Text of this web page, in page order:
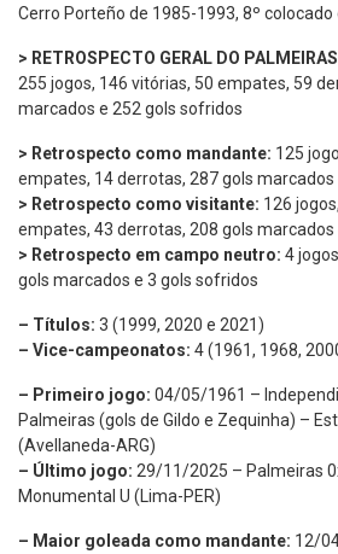
Cerro Porteño de 1985-1993, 8º colocado
> RETROSPECTO GERAL DO
255 jogos, 146 vitórias, 50 empates, 59
marcados e 252 gols sofridos
> Retrospecto como mandante: 125
empates, 14 derrotas, 287 gols
> Retrospecto como visitante: 126
empates, 43 derrotas, 208 gols
> Retrospecto em campo neutro: 4
gols marcados e 3 gols sofridos
– Títulos: 3 (1999, 2020 e 2021)
– Vice-campeonatos: 4 (1961, 1968,
– Primeiro jogo: 04/05/1961 –
Palmeiras (gols de Gildo e Zequinha) –
(Avellaneda-ARG)
– Último jogo: 29/11/2025 – Palmeiras
Monumental U (Lima-PER)
– Maior goleada como mandante: 12/